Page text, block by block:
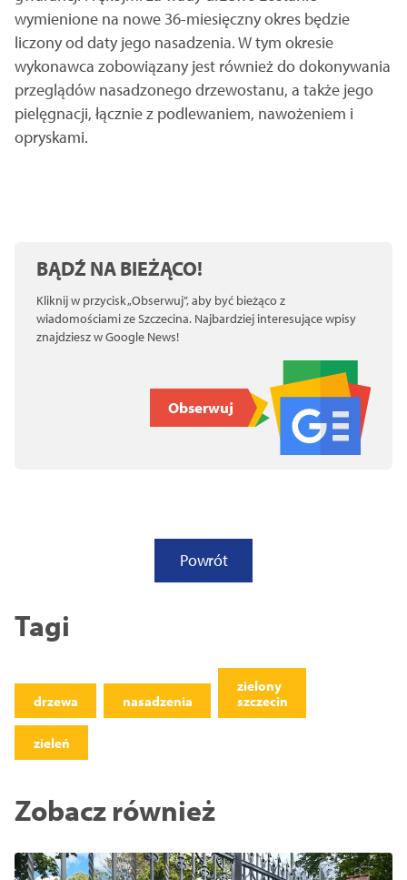
wymienione na nowe 36-miesięczny okres będzie
liczony od daty jego nasadzenia. W tym okresie
wykonawca zobowiązany jest również do dokonywania
przeglądów nasadzonego drzewostanu, a także jego
pielęgnacji, łącznie z podlewaniem, nawożeniem i
opryskami.
BĄDŹ NA BIEŻĄCO!
Kliknij w przycisk „Obserwuj”, aby być bieżąco z
wiadomościami ze Szczecina. Najbardziej interesujące wpisy
znajdziesz w Google News!
Obserwuj
Powrót
Tagi
drzewa nasadzenia
zielony
szczecin
zieleń
Zobacz również